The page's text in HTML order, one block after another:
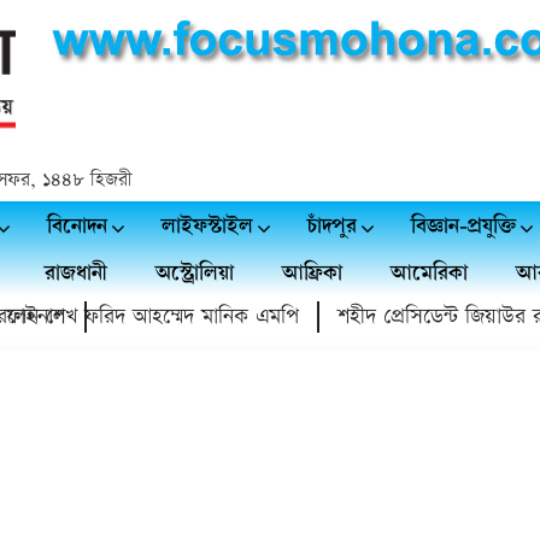
১৪৪৮ হিজরী
বিনোদন লাইফস্টাইল চাঁদপুর বিজ্ঞান-প্রযুক্তি
রাজধানী অস্ট্রোলিয়া আফ্রিকা আমেরিকা
শেখ ফরিদ আহম্মেদ মানিক এমপি শহীদ প্রেসিডেন্ট জিয়াউর